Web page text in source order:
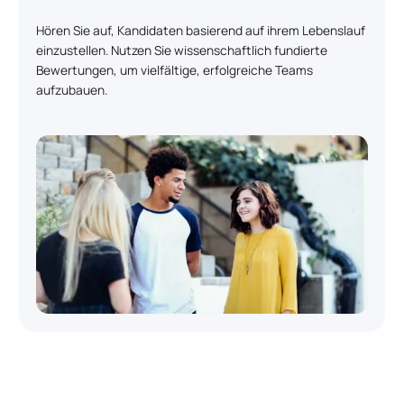
Hören Sie auf, Kandidaten basierend auf ihrem Lebenslauf
einzustellen. Nutzen Sie wissenschaftlich fundierte
Bewertungen, um vielfältige, erfolgreiche Teams
aufzubauen.